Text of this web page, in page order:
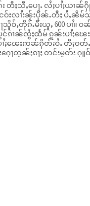
း တီႈသီႇပေႃႉ လႆႈပၢႆႈယၢ
ဝ်းလၢႆးၼႂ်းပိုၼ်ႉတီႈ ပႆႇၼိ
600 ပၢႆ။ ဝၼ်းတီႈ 13/01/2019 ယၢမ်းၵၢ
ႃပွင်ၵၢၼ်ၸွႆႈထႅမ် ၵူၼ်းပၢႆႈၽ
ၽေးဢၼ်ၵိုတ်းဝႆႉ တီႈဝတ်ႉၼ
ႃတူၼ်ႈၵႃႈ တင်းမူတ်း ႁူဝ်ၵူ